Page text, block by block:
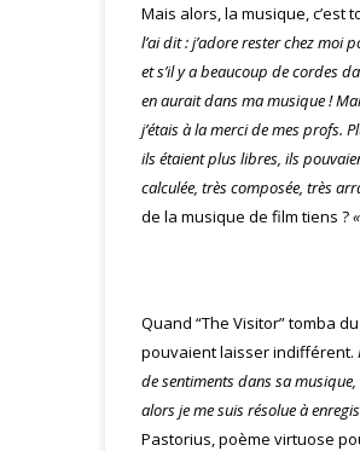
Mais alors, la musique, c’est
l’ai dit : j’adore rester chez moi
et s’il y a beaucoup de cordes
en aurait dans ma musique !
j’étais à la merci de mes profs.
ils étaient plus libres, ils
calculée, très composée, très
de la musique de film tiens ?
Quand “The Visitor” tomba
pouvaient laisser indifférent.
de sentiments dans sa
alors je me suis résolue à
Pastorius, poème virtuose